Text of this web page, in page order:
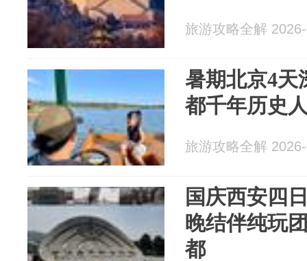
旅游攻略全解
暑期北京4天
都千年历史
旅游攻略全解
国庆西安四
晚结伴纯玩
都